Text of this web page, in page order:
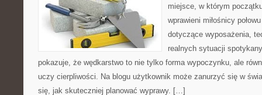
miejsce, w którym
wprawieni miłośnicy
dotyczące wyposażenia,
realnych sytuacji
pokazuje, że wędkarstwo to nie tylko forma wypoczynku, ale
uczy cierpliwości. Na blogu użytkownik może zanurzyć się w
się, jak skuteczniej planować wyprawy. […]